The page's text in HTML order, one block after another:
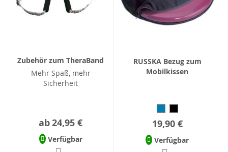
Zubehör zum TheraBand
Mehr Spaß, mehr
Sicherheit
ab24,95 €
Verfügbar
RUSSKA Bezug zum
Mobilkissen
19,90 €
Verfügbar